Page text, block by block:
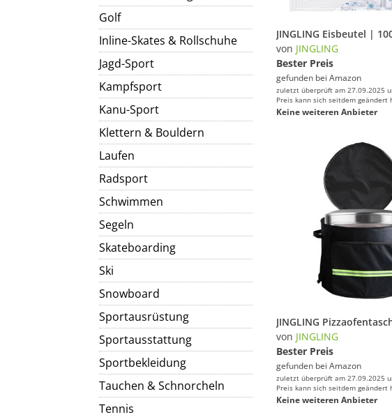
Golf
Inline-Skates & Rollschuhe
Jagd-Sport
Kampfsport
Kanu-Sport
Klettern & Bouldern
Laufen
Radsport
Schwimmen
Segeln
Skateboarding
Ski
Snowboard
Sportausrüstung
Sportausstattung
Sportbekleidung
Tauchen & Schnorcheln
Tennis
von JINGLING
Bester Preis
gefunden bei Amazon
zuletzt überprüft am 27.09.2025
Preis kann sich seitdem geändert
Keine weiteren Anbieter
von JINGLING
Bester Preis
gefunden bei Amazon
zuletzt überprüft am 27.09.2025
Preis kann sich seitdem geändert
Keine weiteren Anbieter